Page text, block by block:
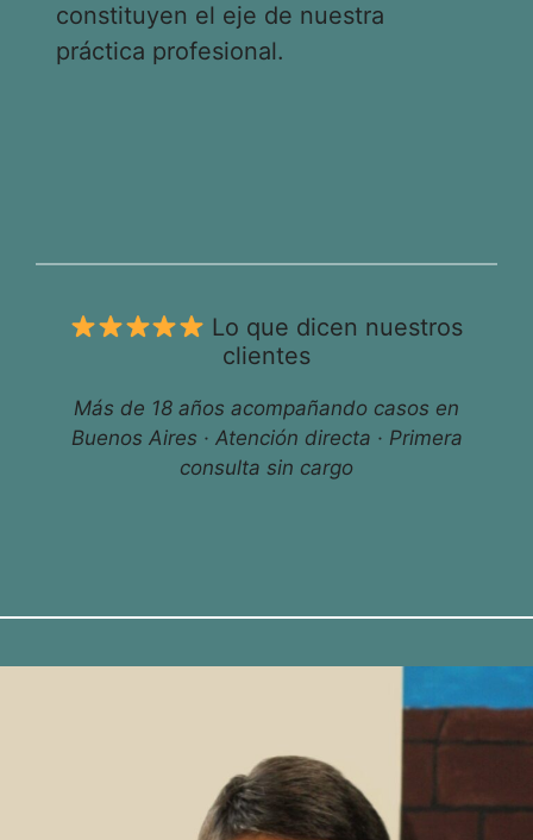
constituyen el eje de nuestra
práctica profesional.
Lo que dicen nuestros
clientes
Más de 18 años acompañando casos en
Buenos Aires · Atención directa · Primera
consulta sin cargo